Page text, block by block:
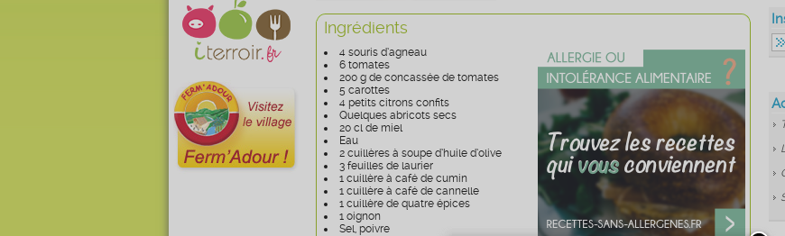
Ingrédients
4 souris d’agneau
6 tomates
200 g de concassée de tomates
5 carottes
4 petits citrons confits
Quelques abricots secs
20 cl de miel
Eau
2 cuillères à soupe d’huile d’olive
3 feuilles de laurier
1 cuillère à café de cumin
1 cuillère à café de cannelle
1 cuillère de quatre épices
1 oignon
Sel, poivre